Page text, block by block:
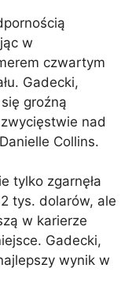
w
czwartym
Gadecki,
groźną
nad
Collins.
tylko zgarnęła
tys. dolarów, ale
w karierze
Gadecki,
wynik w